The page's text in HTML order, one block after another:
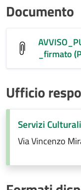
Documento
_firmato
Ufficio
Servizi
Via Vincenzo